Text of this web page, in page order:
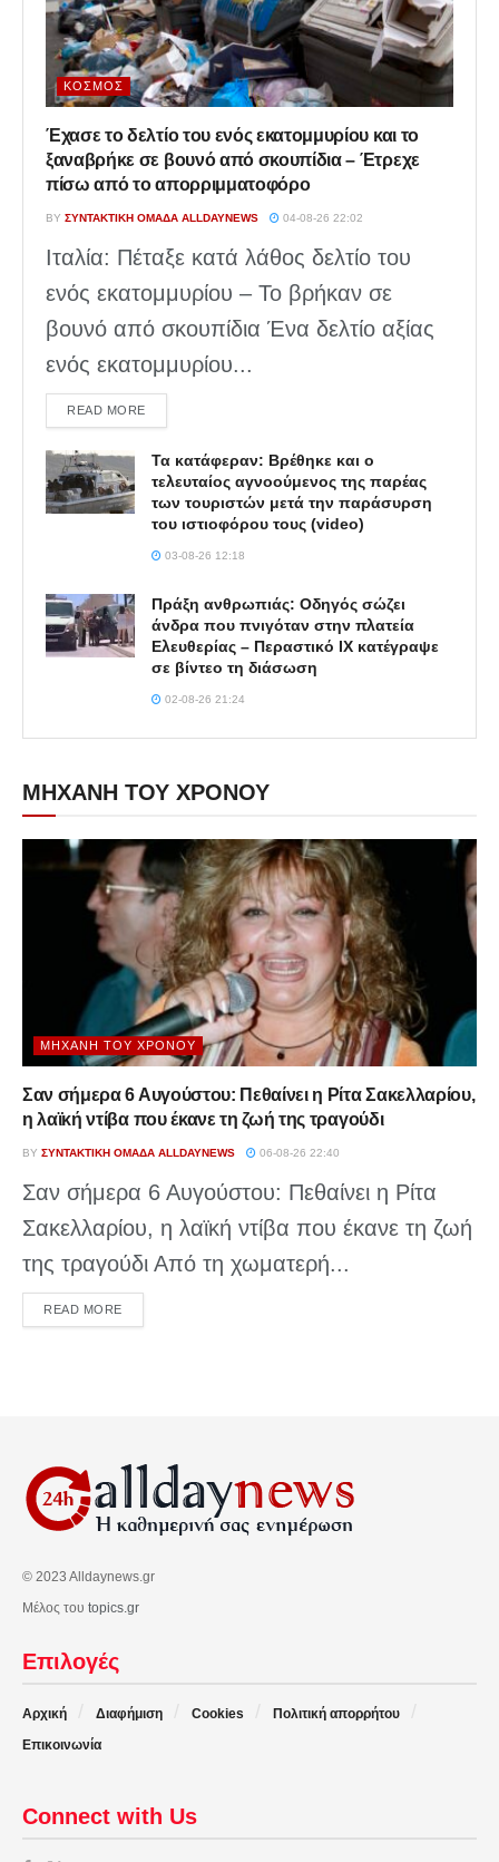
ΚΌΣΜΟΣ
Έχασε το δελτίο του ενός εκατομμυρίου και το
ξαναβρήκε σε βουνό από σκουπίδια – Έτρεχε
πίσω από το απορριμματοφόρο
BY ΣΥΝΤΑΚΤΙΚΉ ΟΜΆΔΑ ALLDAYNEWS 04-08-26 22:02
Ιταλία: Πέταξε κατά λάθος δελτίο του
ενός εκατομμυρίου – Το βρήκαν σε
βουνό από σκουπίδια Ένα δελτίο αξίας
ενός εκατομμυρίου...
READ MOREDETAILS
Τα κατάφεραν: Βρέθηκε και ο
τελευταίος αγνοούμενος της παρέας
των τουριστών μετά την παράσυρση
του ιστιοφόρου τους (video)
03-08-26 12:18
Πράξη ανθρωπιάς: Οδηγός σώζει
άνδρα που πνιγόταν στην πλατεία
Ελευθερίας – Περαστικό ΙΧ κατέγραψε
σε βίντεο τη διάσωση
02-08-26 21:24
ΜΗΧΑΝΗ ΤΟΥ ΧΡΟΝΟΥ
ΜΗΧΑΝΉ ΤΟΥ ΧΡΌΝΟΥ
Σαν σήμερα 6 Αυγούστου: Πεθαίνει η Ρίτα Σακελλαρίου,
η λαϊκή ντίβα που έκανε τη ζωή της τραγούδι
BY ΣΥΝΤΑΚΤΙΚΉ ΟΜΆΔΑ ALLDAYNEWS 06-08-26 22:40
Σαν σήμερα 6 Αυγούστου: Πεθαίνει η Ρίτα
Σακελλαρίου, η λαϊκή ντίβα που έκανε τη ζωή
της τραγούδι Από τη χωματερή...
READ MOREDETAILS
© 2023 Alldaynews.gr
Μέλος του topics.gr
Επιλογές
Αρχική Διαφήμιση Cookies
Πολιτική απορρήτου
Επικοινωνία
Connect with Us